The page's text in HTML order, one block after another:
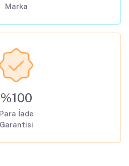
Marka
%100
Para İade
Garantisi